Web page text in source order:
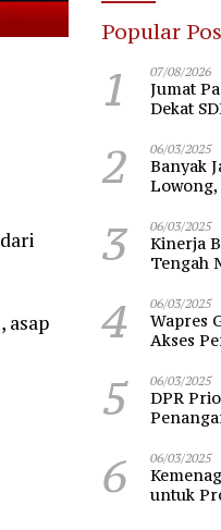
asap
Popular
1 07/08/2026
Jumat
Dekat
2 06/03/2025
Banyak
Lowong,
3 06/03/2025
Kinerja
Tengah
4 06/03/2025
Wapres
Akses
Nawawi
5 06/03/2025
DPR
6 06/03/2025
untuk